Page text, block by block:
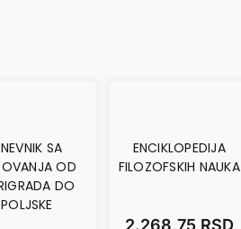
SA
OD
DO
POLJSKE
ENCIKLOPEDIJA
FILOZOFSKIH NAUKA
2.268,75 RSD